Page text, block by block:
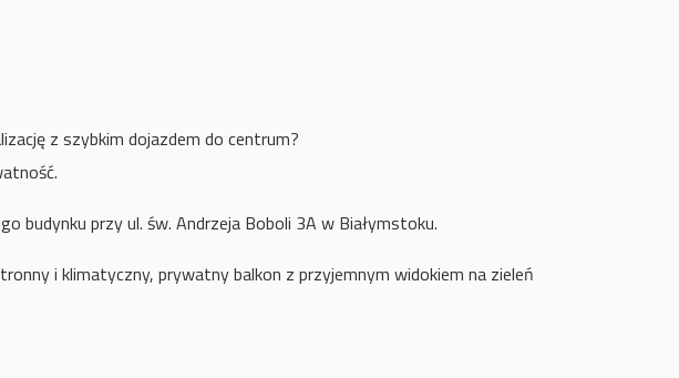
z szybkim dojazdem do centrum?
budynku przy ul. św. Andrzeja Boboli 3A w Białymstoku.
i klimatyczny, prywatny balkon z przyjemnym widokiem na zieleń